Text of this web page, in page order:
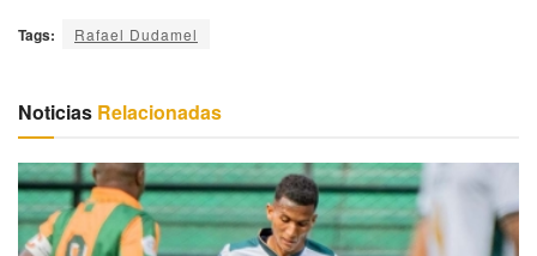
Tags: Rafael Dudamel
Noticias Relacionadas